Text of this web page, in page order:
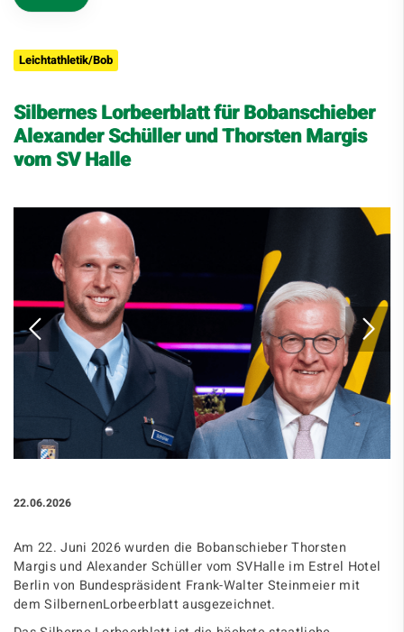
Leichtathletik/Bob
Silbernes Lorbeerblatt für Bobanschieber
Alexander Schüller und Thorsten Margis
vom SV Halle
22.06.2026
Am 22. Juni 2026 wurden die Bobanschieber Thorsten
Margis und Alexander Schüller vom SVHalle im Estrel Hotel
Berlin von Bundespräsident Frank-Walter Steinmeier mit
dem SilbernenLorbeerblatt ausgezeichnet.